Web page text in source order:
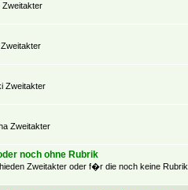
Zweitakter
Zweitakter
noch ohne Rubrik
Zweitakter oder f�r die noch keine